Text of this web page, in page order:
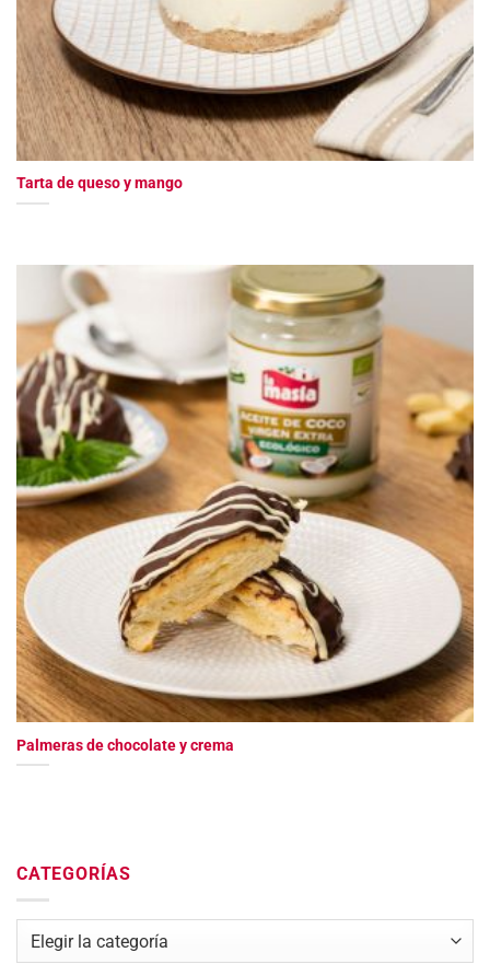
Tarta de queso y mango
Palmeras de chocolate y crema
CATEGORÍAS
Categorías